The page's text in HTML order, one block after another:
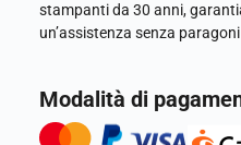
stampanti da 30 anni,
un’assistenza senza
Modalità di